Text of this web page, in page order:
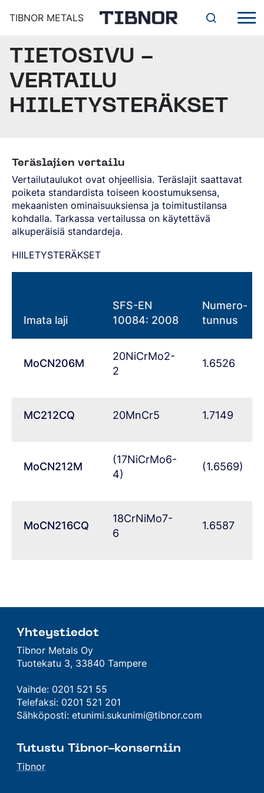
TIBNOR METALS
TUOTTEET
ERIKOISTERÄKSET
RUOSTUMATTOMAT
PALVELUT
TEHOKAS JA TOIMIVA
TUOTANTOPALVELUJÄRJESTELMÄ VIIMEISTELEE
DIGITAALISET TYÖKALUT
TIBNOR METALS ORGANISAATIO
SERTIFIKAATIT
AJANKOHTAISTA
Suomi
Steel Navigator
TIETOSIVU -
VERTAILU
HIILETYSTERÄKSET
Teräslajien vertailu
Vertailutaulukot ovat ohjeellisia. Teräslajit saattavat
poiketa standardista toiseen koostumuksensa,
mekaanisten ominaisuuksiensa ja toimitustilansa
kohdalla. Tarkassa vertailussa on käytettävä
alkuperäisiä standardeja.
HIILETYSTERÄKSET
Imata laji
SFS-EN
10084: 2008
Numero-
tunnus
MoCN206M
20NiCrMo2-
2
1.6526
MC212CQ 20MnCr5 1.7149
MoCN212M
(17NiCrMo6-
4)
(1.6569)
MoCN216CQ
18CrNiMo7-
6
1.6587
Yhteystiedot
Tibnor Metals Oy
Tuotekatu 3, 33840 Tampere
Vaihde: 0201 521 55
Telefaksi: 0201 521 201
Sähköposti: etunimi.sukunimi@tibnor.com
Tutustu Tibnor-konserniin
Tibnor